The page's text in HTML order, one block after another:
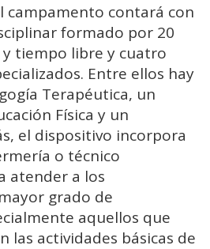
campamento contará con
formado por 20
tiempo libre y cuatro
Entre ellos hay
Terapéutica, un
Física y un
el dispositivo incorpora
o técnico
atender a los
grado de
aquellos que
las actividades básicas de